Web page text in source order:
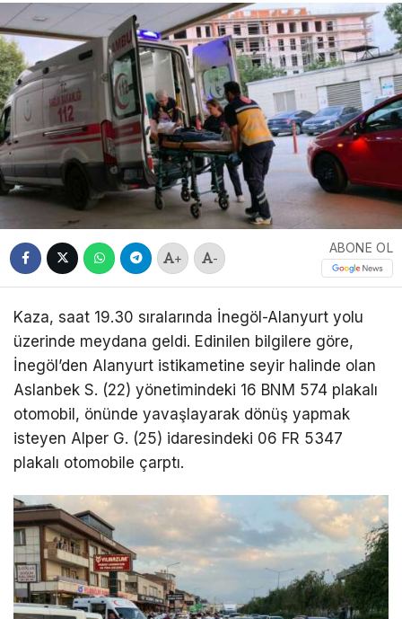
+ -
ABONE OL
Kaza, saat 19.30 sıralarında İnegöl-Alanyurt yolu
üzerinde meydana geldi. Edinilen bilgilere göre,
İnegöl’den Alanyurt istikametine seyir halinde olan
Aslanbek S. (22) yönetimindeki 16 BNM 574 plakalı
otomobil, önünde yavaşlayarak dönüş yapmak
isteyen Alper G. (25) idaresindeki 06 FR 5347
plakalı otomobile çarptı.